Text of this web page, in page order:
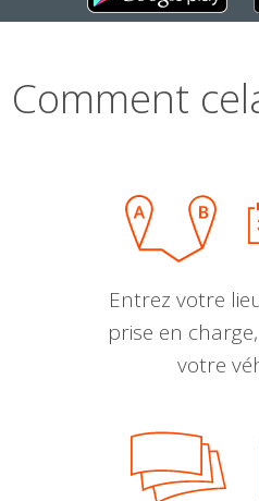
Comment
Entrez votre
prise en
votre